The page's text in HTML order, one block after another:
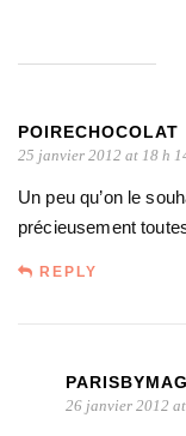
POIRECHOCOLAT
25 janvier 2012 at 18 h
Un peu qu’on le
précieusement
REPLY
PARISBYMAG
26 janvier 2012